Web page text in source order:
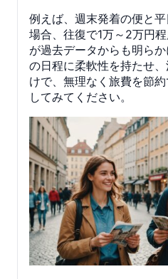
例えば、週末発着の便と
場合、往復で1万～2万円
が過去データからも明ら
の日程に柔軟性を持たせ
けで、無理なく旅費を節
してみてください。